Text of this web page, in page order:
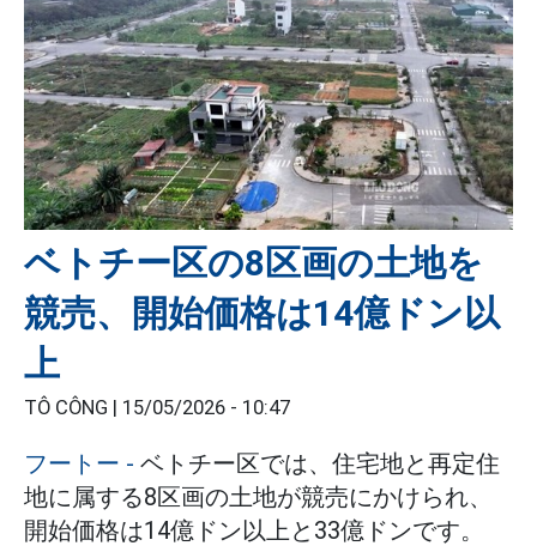
ベトチー区の8区画の土地を
競売、開始価格は14億ドン以
上
TÔ CÔNG | 15/05/2026 - 10:47
フートー - ベトチー区では、住宅地と再定住
地に属する8区画の土地が競売にかけられ、
開始価格は14億ドン以上と33億ドンです。